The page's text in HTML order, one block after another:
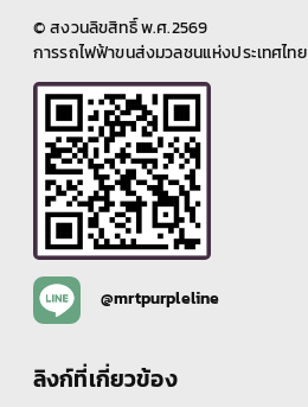
© สงวนลิขสิทธิ์ พ.ศ.2569
การรถไฟฟ้าขนส่งมวลชนแห่งประเทศไทย
@mrtpurpleline
ลิงก์ที่เกี่ยวข้อง